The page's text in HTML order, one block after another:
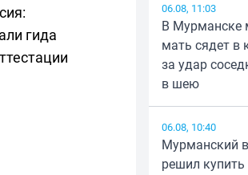
гида
06.08, 11:03
В Мурманске
мать сядет в
за удар
в шею
06.08, 10:40
Мурманский
решил